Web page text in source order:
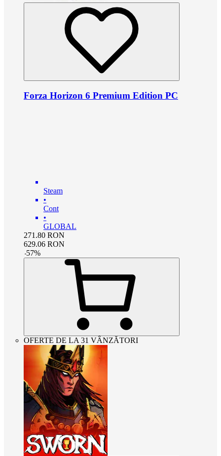
Forza Horizon 6 Premium Edition PC
Steam
•
Cont
•
GLOBAL
271.80 RON
629.06 RON
-57%
OFERTE DE LA 31 VÂNZĂTORI